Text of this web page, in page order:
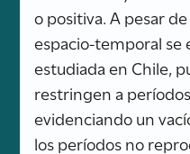
o positiva. A pesar
espacio-temporal se
estudiada en Chile,
restringen a
evidenciando un
los períodos no